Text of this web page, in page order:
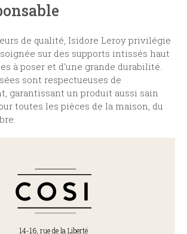
de qualité, Isidore Leroy privilégie
sur des supports intissés haut
à poser et d'une grande durabilité.
sont respectueuses de
garantissant un produit aussi sain
toutes les pièces de la maison, du
14-16, rue de la Liberté